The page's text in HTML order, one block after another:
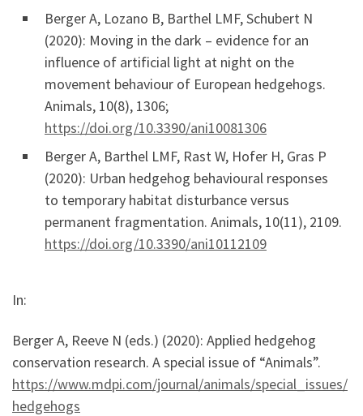
Berger A, Lozano B, Barthel LMF, Schubert N
(2020): Moving in the dark – evidence for an
influence of artificial light at night on the
movement behaviour of European hedgehogs.
Animals, 10(8), 1306;
https://doi.org/10.3390/ani10081306
Berger A, Barthel LMF, Rast W, Hofer H, Gras P
(2020): Urban hedgehog behavioural responses
to temporary habitat disturbance versus
permanent fragmentation. Animals, 10(11), 2109.
https://doi.org/10.3390/ani10112109
In:
Berger A, Reeve N (eds.) (2020): Applied hedgehog
conservation research. A special issue of “Animals”.
https://www.mdpi.com/journal/animals/special_issues/
hedgehogs